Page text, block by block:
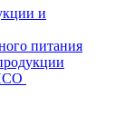
и
питания